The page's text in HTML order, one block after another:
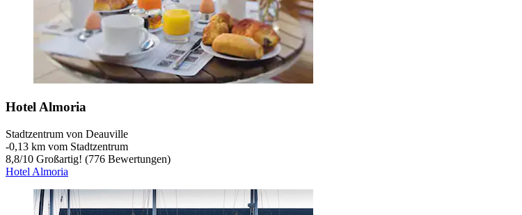
Hotel Almoria
Stadtzentrum von Deauville
‐0,13 km vom Stadtzentrum
8,8/10 Großartig! (776 Bewertungen)
Hotel Almoria